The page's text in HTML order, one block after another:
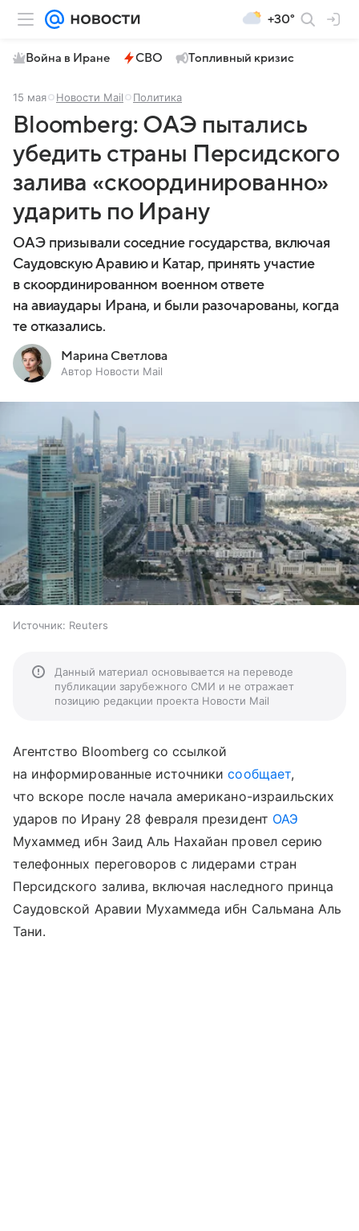
+30°
Война в Иране СВО Топливный кризис
15 мая Новости Mail Политика
Bloomberg: ОАЭ пытались
убедить страны Персидского
залива «скоординированно»
ударить по Ирану
ОАЭ призывали соседние государства, включая
Саудовскую Аравию и Катар, принять участие
в скоординированном военном ответе
на авиаудары Ирана, и были разочарованы, когда
те отказались.
Марина Светлова
Автор Новости Mail
Источник: Reuters
Данный материал основывается на переводе
публикации зарубежного СМИ и не отражает
позицию редакции проекта Новости Mail
Агентство Bloomberg со ссылкой
на информированные источникисообщает,
что вскоре после начала американо-израильских
ударов по Ирану 28 февраля президент ОАЭ
Мухаммед ибн Заид Аль Нахайан провел серию
телефонных переговоров с лидерами стран
Персидского залива, включая наследного принца
Саудовской Аравии Мухаммеда ибн Сальмана Аль
Тани.